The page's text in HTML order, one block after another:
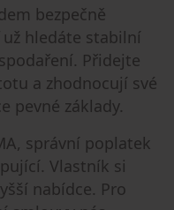
bezpečně
hledáte stabilní
Přidejte
a zhodnocují své
pevné základy.
správní poplatek
Vlastník si
nabídce. Pro